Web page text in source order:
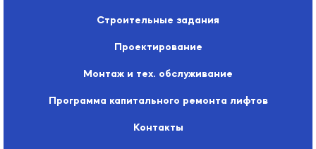
Строительные задания
Проектирование
Монтаж и тех. обслуживание
Программа капитального ремонта лифтов
Контакты